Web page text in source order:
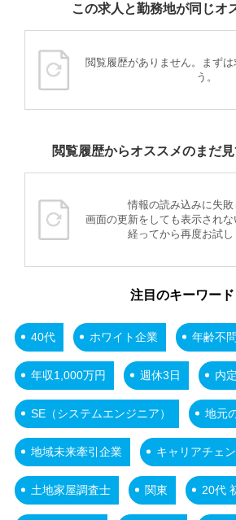
この求人と勤務地が同じオ
閲覧履歴がありません。まず
う。
閲覧履歴からオススメのまだ
情報の読み込みに失敗
画面の更新をしても表示されな
経ってから再度お試し
注目のキーワード
40代 ホワイト企業 年齢不問
年収1,000万円 週休3日 内
SE（システムエンジニア） 地元
地域未来牽引企業 キャリアチェ
土地家屋調査士 関東 20代